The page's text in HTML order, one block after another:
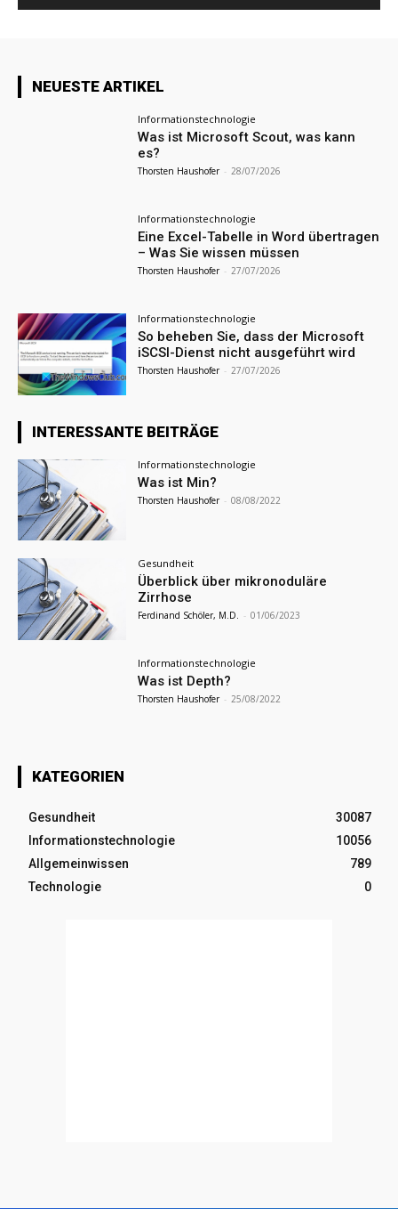
NEUESTE ARTIKEL
Informationstechnologie
Was ist Microsoft Scout, was kann
es?
Thorsten Haushofer - 28/07/2026
Informationstechnologie
Eine Excel-Tabelle in Word übertragen
– Was Sie wissen müssen
Thorsten Haushofer - 27/07/2026
Informationstechnologie
So beheben Sie, dass der Microsoft
iSCSI-Dienst nicht ausgeführt wird
Thorsten Haushofer - 27/07/2026
INTERESSANTE BEITRÄGE
Informationstechnologie
Was ist Min?
Thorsten Haushofer - 08/08/2022
Gesundheit
Überblick über mikronoduläre
Zirrhose
Ferdinand Schöler, M.D. - 01/06/2023
Informationstechnologie
Was ist Depth?
Thorsten Haushofer - 25/08/2022
KATEGORIEN
Gesundheit
30087
Informationstechnologie
10056
Allgemeinwissen
789
Technologie
0